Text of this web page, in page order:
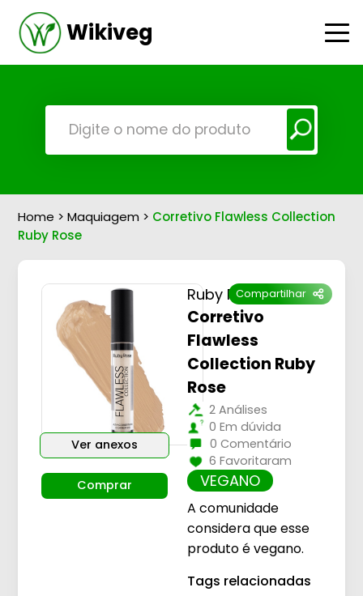
Wikiveg
Home >Maquiagem > Corretivo Flawless Collection
Ruby Rose
Compartilhar
Ver anexos
Comprar
Ruby Rose
Corretivo
Flawless
Collection Ruby
Rose
2 Análises
0 Em dúvida
0 Comentário
6 Favoritaram
VEGANO
A comunidade
considera que esse
produto é vegano.
Tags relacionadas